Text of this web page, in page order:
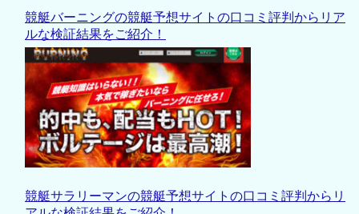
競艇バーニングの競艇予想サイトの口コミ評判からリア
ルな検証結果をご紹介！
競艇サラリーマンの競艇予想サイトの口コミ評判からリ